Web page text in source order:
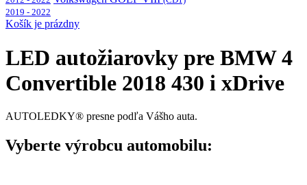
2019 - 2022
Košík je prázdny
LED autožiarovky pre BMW 4
Convertible 2018 430 i xDrive
AUTOLEDKY® presne podľa Vášho auta.
Vyberte výrobcu automobilu: